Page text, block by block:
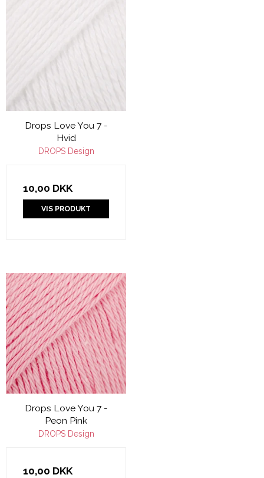
Drops Love You 7 -
Hvid
DROPS Design
10,00 DKK
VIS PRODUKT
Drops Love You 7 -
Peon Pink
DROPS Design
10,00 DKK